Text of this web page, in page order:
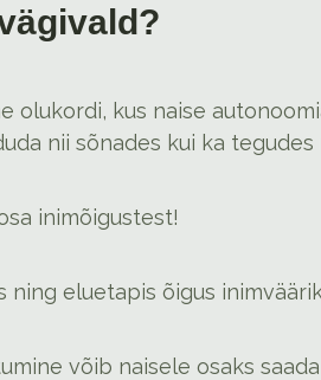
olukordi, kus naise
nii sõnades kui ka
inimõigustest!
ning eluetapis õigus
võib naisele osaks